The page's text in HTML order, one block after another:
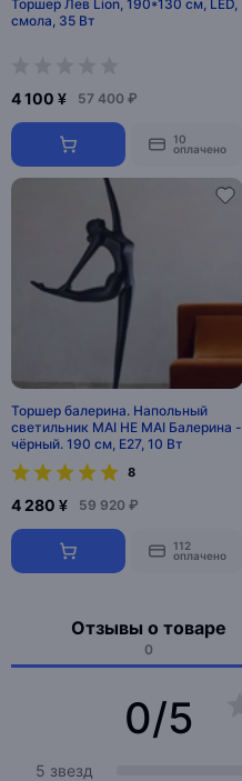
Торшер Лев Lion, 190*130 см, LED,
смола, 35 Вт
4 100 ¥ 57 400 ₽
10
оплачено
Торшер балерина. Напольный
светильник MAI HE MAI Балерина -
чёрный. 190 см, E27, 10 Вт
8
4 280 ¥ 59 920 ₽
112
оплачено
Отзывы о товаре
0
0/5
5 звезд